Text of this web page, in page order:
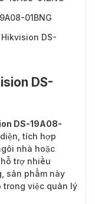
01BNG
DS-
DS-
DS-19A08-
tích hợp
nhà hoặc
trợ nhiều
sản phẩm này
trong việc quản lý